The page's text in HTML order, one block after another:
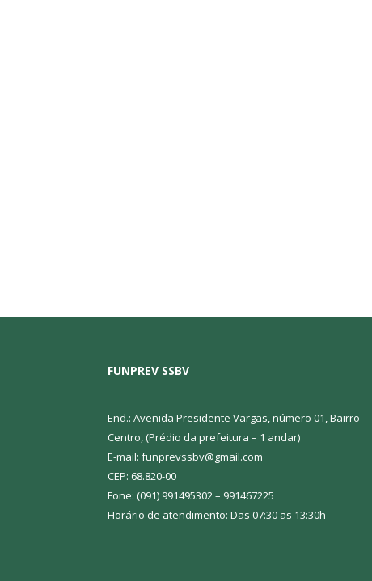
FUNPREV SSBV
End.: Avenida Presidente Vargas, número 01, Bairro
Centro, (Prédio da prefeitura – 1 andar)
E-mail: funprevssbv@gmail.com
CEP: 68.820-00
Fone: (091) 991495302 – 991467225
Horário de atendimento: Das 07:30 as 13:30h